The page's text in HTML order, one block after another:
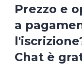
Prezzo e
a
Chat è